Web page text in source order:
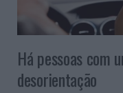
Há pessoas com
desorientação